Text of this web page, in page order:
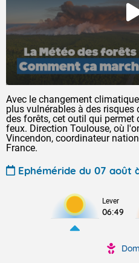
Avec le changement
plus vulnérables à des risques
des forêts, cet outil qui permet
feux. Direction Toulouse, où
Vincendon, coordinateur
France.
Ephéméride du 07 août
Lever
06:49